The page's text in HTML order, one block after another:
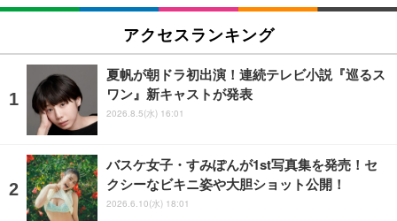
アクセスランキング
夏帆が朝ドラ初出演！連続テレビ小説『巡るス
ワン』新キャストが発表
2026.8.5(水) 16:01
バスケ女子・すみぽんが1st写真集を発売！セ
クシーなビキニ姿や大胆ショット公開！
2026.6.10(水) 18:01